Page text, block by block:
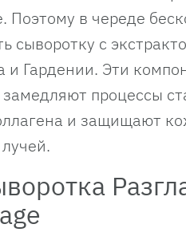
Поэтому в череде
сыворотку с
и Гардении. Эти
процессы
и защищают